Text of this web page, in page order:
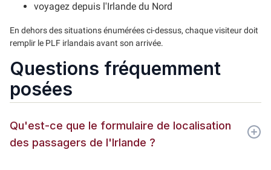
voyagez depuis l'Irlande du Nord
En dehors des situations énumérées ci-dessus, chaque visiteur doit
remplir le PLF irlandais avant son arrivée.
Questions fréquemment
posées
Qu'est-ce que le formulaire de localisation
des passagers de l'Irlande ?